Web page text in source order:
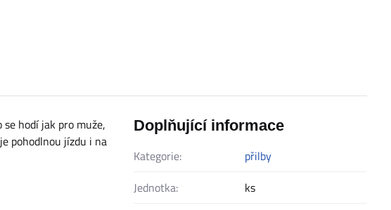
hodí jak pro muže,
pohodlnou jízdu i na
Doplňující informace
Kategorie:
přilby
Jednotka:
ks